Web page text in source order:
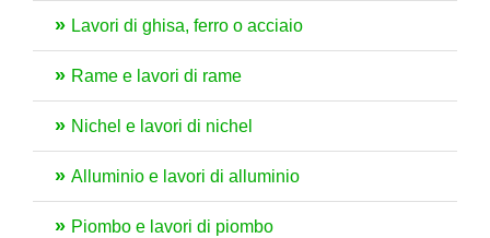
Lavori di ghisa, ferro o acciaio
Rame e lavori di rame
Nichel e lavori di nichel
Alluminio e lavori di alluminio
Piombo e lavori di piombo